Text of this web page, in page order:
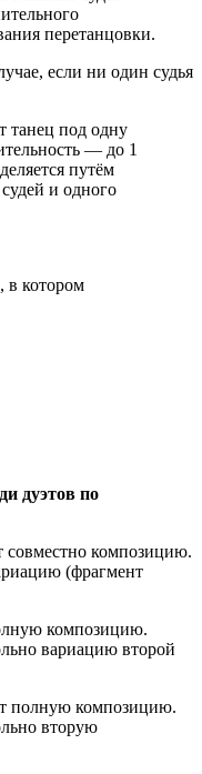
перетанцовки.
если ни один судья
танец под одну
— до 1
путём
и одного
в котором
дуэтов по
совместно композицию.
(фрагмент
композицию.
вариацию второй
полную композицию.
вторую